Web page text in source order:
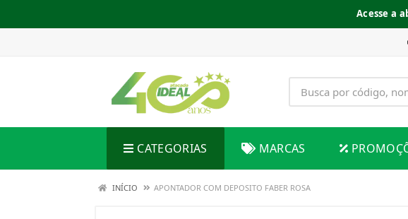
Acesse a
CATEGORIAS MARCAS
INÍCIO APONTADOR COM DEPOSITO FABER ROSA